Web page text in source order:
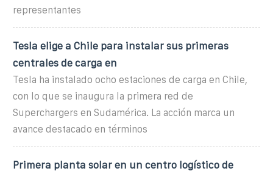
representantes
Tesla elige a Chile para instalar sus primeras
centrales de carga en
Tesla ha instalado ocho estaciones de carga en Chile,
con lo que se inaugura la primera red de
Superchargers en Sudamérica. La acción marca un
avance destacado en términos
Primera planta solar en un centro logístico de